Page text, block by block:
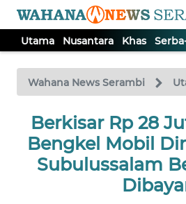
Utama Nusantara Khas
Wahana News Serambi
Berkisar Rp 28
Bengkel Mobil
Subulussalam
TV
Tutup
UTAMA
NUSANTARA